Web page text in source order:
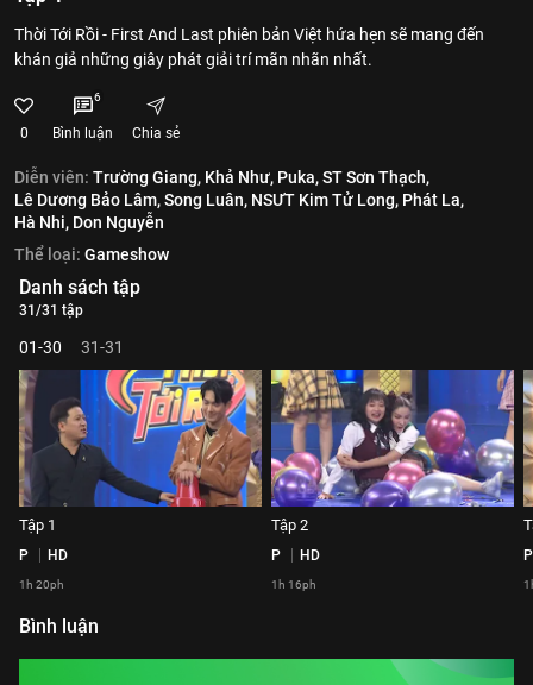
Thời Tới Rồi - First And Last phiên bản Việt hứa hẹn sẽ mang đến
khán giả những giây phát giải trí mãn nhãn nhất.
0
6
Bình luận Chia sẻ
Diễn viên: Trường Giang, Khả Như, Puka,ST Sơn Thạch,
Lê Dương Bảo Lâm,Song Luân, NSƯT Kim Tử Long, Phát La,
Hà Nhi, Don Nguyễn
Thể loại: Gameshow
Danh sách tập
31/31 tập
01-30 31-31
Tập 1
P HD
1h 20ph
Tập 2
P HD
1h 16ph
P
Bình luận